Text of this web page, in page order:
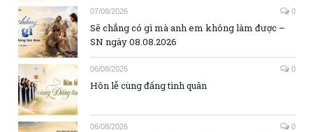
07/08/2026 0
Sẽ chẳng có gì mà anh em không làm được –
SN ngày 08.08.2026
06/08/2026 0
Hôn lễ cùng đấng tình quân
06/08/2026 0